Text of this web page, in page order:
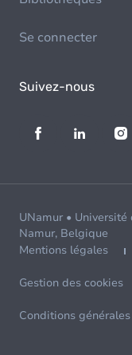
Se connecter
Suivez-nous
UNamur •
Namur, Belgique
Mentions légales
Gestion des cookies
Conditions